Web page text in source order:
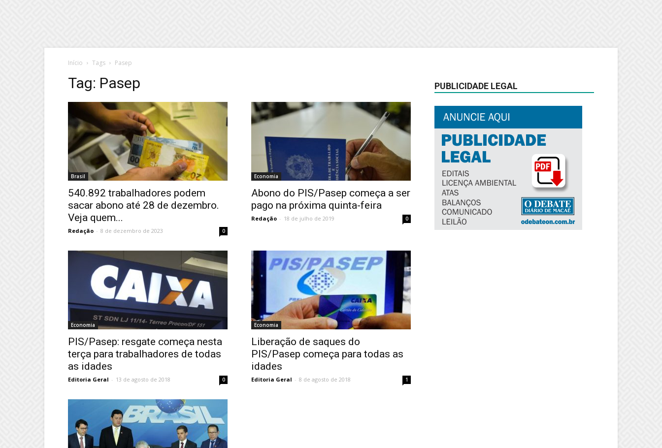
Início Tags Pasep
Tag: Pasep
Brasil
540.892 trabalhadores podem
sacar abono até 28 de dezembro.
Veja quem...
Redação - 8 de dezembro de 2023 0
Economia
Abono do PIS/Pasep começa a ser
pago na próxima quinta-feira
Redação - 18 de julho de 2019 0
Economia
PIS/Pasep: resgate começa nesta
terça para trabalhadores de todas
as idades
Editoria Geral - 13 de agosto de 2018 0
Economia
Liberação de saques do
PIS/Pasep começa para todas as
idades
Editoria Geral - 8 de agosto de 2018 1
PUBLICIDADE LEGAL